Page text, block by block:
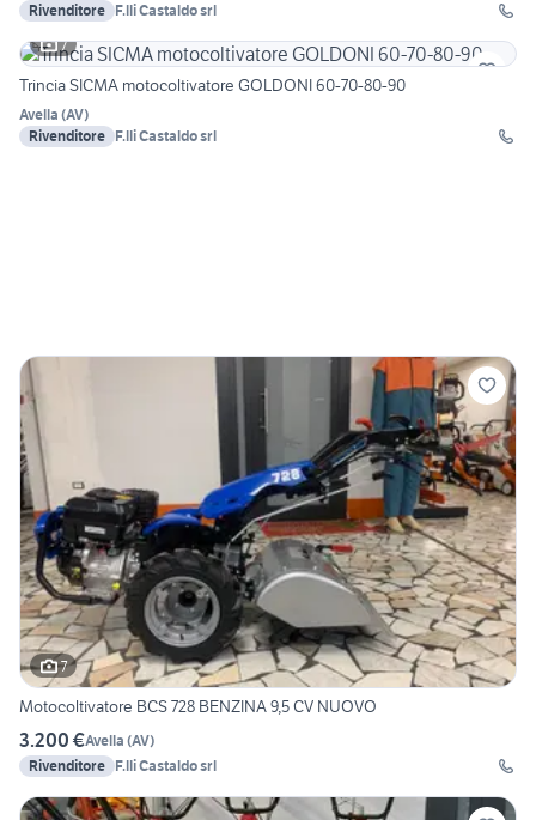
Rivenditore F.lli Castaldo srl
7
Trincia SICMA motocoltivatore GOLDONI 60-70-80-90
Avella (AV)
Rivenditore F.lli Castaldo srl
7
Motocoltivatore BCS 728 BENZINA 9,5 CV NUOVO
3.200 €Avella (AV)
Rivenditore F.lli Castaldo srl